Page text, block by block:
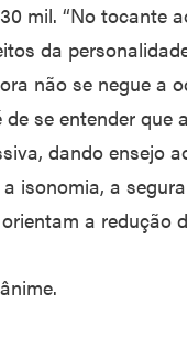
mil. “No tocante
da
não se negue a
de se entender que
dando ensejo
isonomia, a
a redução